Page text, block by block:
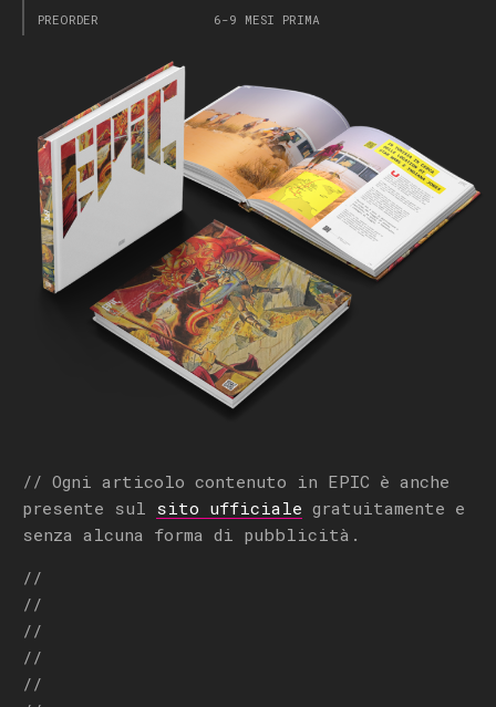
PREORDER
6-9 MESI PRIMA
// Ogni articolo contenuto in EPIC è anche
presente sul sito ufficiale gratuitamente e
senza alcuna forma di pubblicità.
//
//
//
//
//